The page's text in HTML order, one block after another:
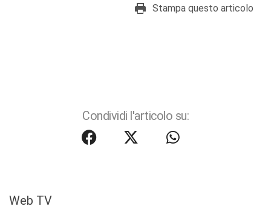
Stampa questo articolo
Condividi l'articolo su:
Web TV